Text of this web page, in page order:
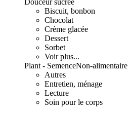
Douceur sucrée
Biscuit, bonbon
Chocolat
Crème glacée
Dessert
Sorbet
Voir plus...
Plant - SemenceNon-alimentaire
Autres
Entretien, ménage
Lecture
Soin pour le corps